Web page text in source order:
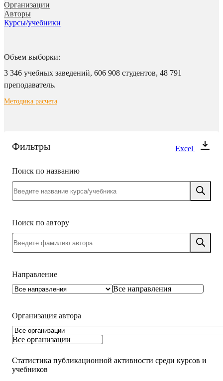
Организации
Авторы
Курсы/учебники
Объем выборки:
3 346 учебных заведений, 606 908 студентов, 48 791
преподаватель.
Методика расчета
Фильтры Excel
Поиск по названию
Поиск по автору
Направление
Все направления
Организация автора
Все организации
Статистика публикационной активности среди курсов и
учебников